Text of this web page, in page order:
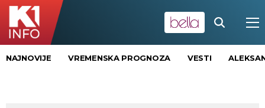
NAJNOVIJE VREMENSKA PROGNOZA VESTI